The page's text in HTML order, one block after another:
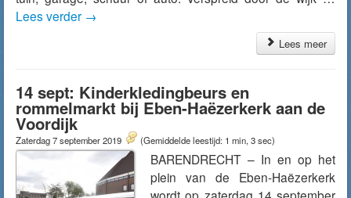
Lees verder →
Lees meer
14 sept: Kinderkledingbeurs en
rommelmarkt bij Eben-Haëzerkerk aan de
Voordijk
Zaterdag 7 september 2019 (Gemiddelde leestijd: 1 min, 3 sec)
BARENDRECHT – In en op het
plein van de Eben-Haëzerkerk